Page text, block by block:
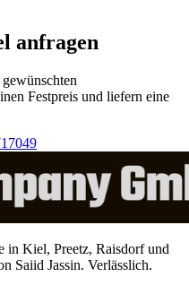
anfragen
Festpreis und liefern eine
in Kiel, Preetz, Raisdorf und
Saiid Jassin. Verlässlich.